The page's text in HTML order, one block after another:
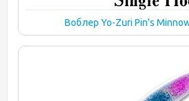
Воблер Yo-Zuri Pin's